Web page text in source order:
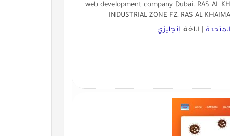
web development company Dubai. RAS AL
INDUSTRIAL ZONE FZ, RAS AL
| اللغة: إنجليزي